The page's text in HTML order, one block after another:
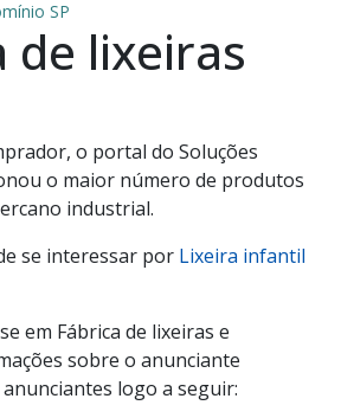
SP
de lixeiras
o portal do Soluções
o maior número de produtos
industrial.
se interessar por Lixeira infantil
em Fábrica de lixeiras e
sobre o anunciante
logo a seguir: